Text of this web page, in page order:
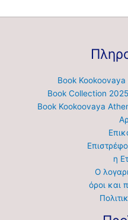
Book
Book Collection
Book Kookoovaya
η
Ο
όροι και